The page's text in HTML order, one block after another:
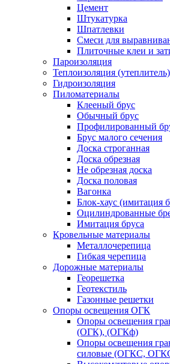
Цемент
Штукатурка
Шпатлевки
Смеси для
Плиточные клеи и
Пароизоляция
Теплоизоляция (утеплитель)
Гидроизоляция
Пиломатериалы
Клееный брус
Обычный брус
Профилированный
Брус малого сечения
Доска строганная
Доска обрезная
Не обрезная доска
Доска половая
Вагонка
Блок-хаус (имитация
Оцилиндрованные
Имитация бруса
Кровельные материалы
Металлочерепица
Гибкая черепица
Дорожные материалы
Георешетка
Геотекстиль
Газонные решетки
Опоры освещения ОГК
Опоры освещения
(ОГК), (ОГКф)
Опоры освещения
силовые (ОГКС,